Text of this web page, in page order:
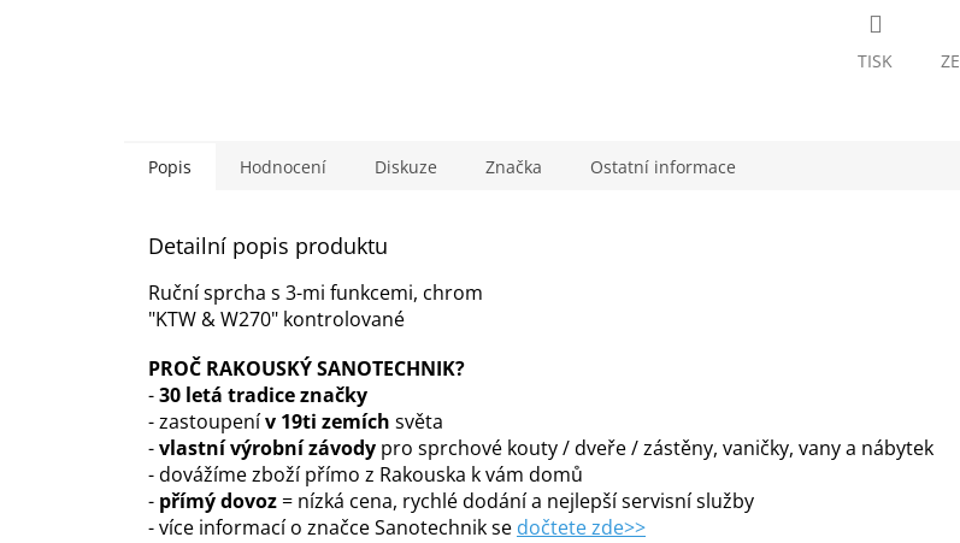
TISK
Popis Hodnocení Diskuze Značka Ostatní informace
Detailní popis produktu
Ruční sprcha s 3-mi funkcemi, chrom
"KTW & W270" kontrolované
PROČ RAKOUSKÝ SANOTECHNIK?
-30 letá tradice značky
- zastoupenív 19ti zemích světa
-vlastní výrobní závody pro sprchové kouty / dveře / zástěny, vaničky, vany a nábytek
- dovážíme zboží přímo z Rakouska k vám domů
- přímý dovoz= nízká cena, rychlé dodání a nejlepší servisní služby
- více informací o značce Sanotechnik se dočtete zde>>